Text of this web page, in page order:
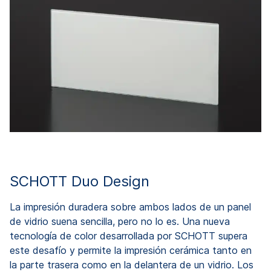
SCHOTT Duo Design
La impresión duradera sobre ambos lados de un panel
de vidrio suena sencilla, pero no lo es. Una nueva
tecnología de color desarrollada por SCHOTT supera
este desafío y permite la impresión cerámica tanto en
la parte trasera como en la delantera de un vidrio. Los